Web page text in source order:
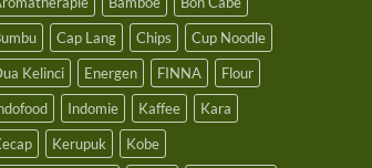
Cap Lang Chips
Cup Noodle
Kelinci
Energen FINNA
Flour
Indomie Kaffee
Kara
Kerupuk
Kobe